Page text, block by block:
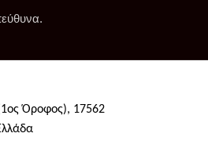
Όροφος), 17562